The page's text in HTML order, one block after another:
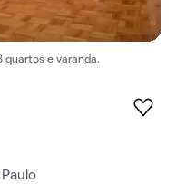
quartos e varanda.
Paulo